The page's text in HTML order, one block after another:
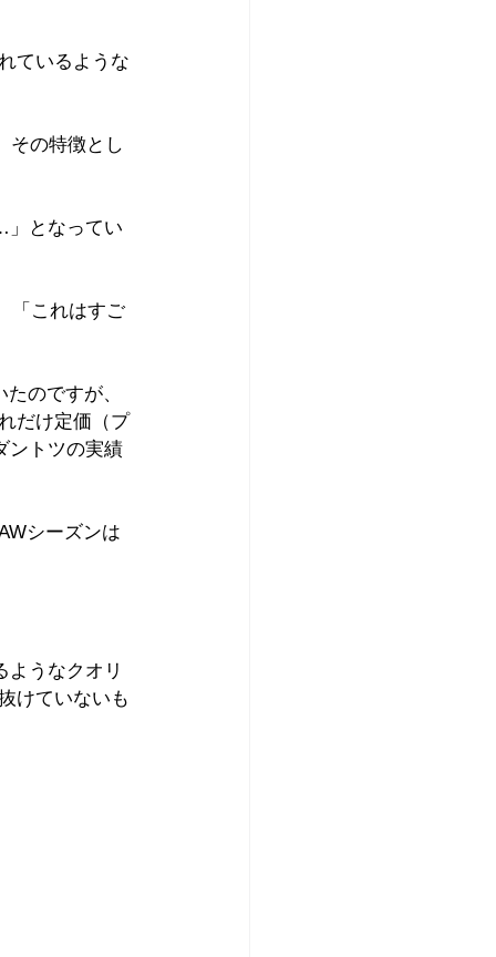
ているような
その特徴とし
」となってい
「これはすご
のですが、
だけ定価（プ
ントツの実績
シーズンは
ようなクオリ
けていないも